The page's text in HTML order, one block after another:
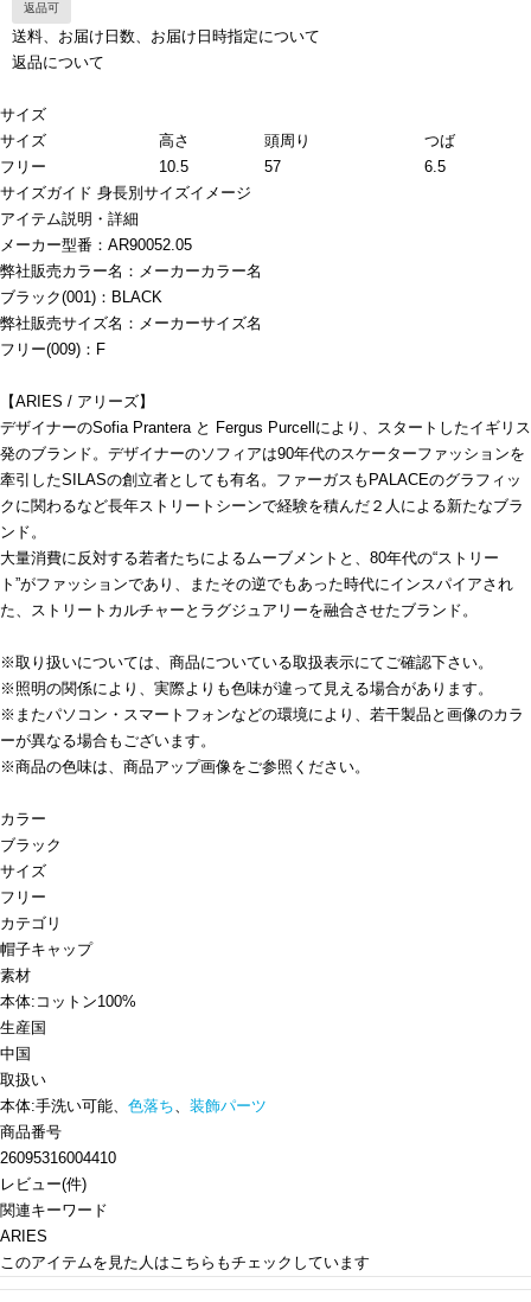
返品可
送料、お届け日数、お届け日時指定について
返品について
サイズ
サイズ
高さ 頭周り
つば
フリー
10.5 57
6.5
サイズガイド 身長別サイズイメージ
アイテム説明・詳細
メーカー型番：AR90052.05
弊社販売カラー名：メーカーカラー名
ブラック(001)：BLACK
弊社販売サイズ名：メーカーサイズ名
フリー(009)：F
【ARIES / アリーズ】
デザイナーのSofia Prantera と Fergus Purcellにより、スタートしたイギリス
発のブランド。デザイナーのソフィアは90年代のスケーターファッションを
牽引したSILASの創立者としても有名。ファーガスもPALACEのグラフィッ
クに関わるなど長年ストリートシーンで経験を積んだ２人による新たなブラ
ンド。
大量消費に反対する若者たちによるムーブメントと、80年代の“ストリー
ト”がファッションであり、またその逆でもあった時代にインスパイアされ
た、ストリートカルチャーとラグジュアリーを融合させたブランド。
※取り扱いについては、商品についている取扱表示にてご確認下さい。
※照明の関係により、実際よりも色味が違って見える場合があります。
※またパソコン・スマートフォンなどの環境により、若干製品と画像のカラ
ーが異なる場合もございます。
※商品の色味は、商品アップ画像をご参照ください。
カラー
ブラック
サイズ
フリー
カテゴリ
帽子キャップ
素材
本体:コットン100%
生産国
中国
取扱い
本体:手洗い可能、 色落ち、 装飾パーツ
商品番号
26095316004410
レビュー(件)
関連キーワード
ARIES
このアイテムを見た人はこちらもチェックしています